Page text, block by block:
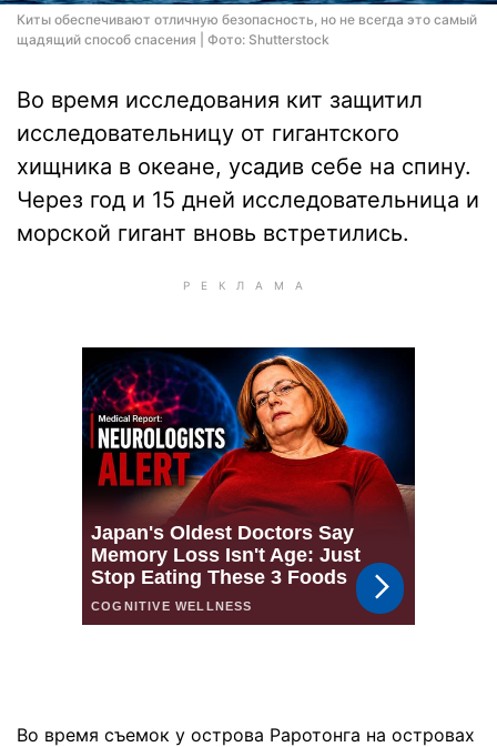
Киты обеспечивают отличную безопасность, но не всегда это самый
щадящий способ спасения | Фото: Shutterstock
Во время исследования кит защитил
исследовательницу от гигантского
хищника в океане, усадив себе на спину.
Через год и 15 дней исследовательница и
морской гигант вновь встретились.
Во время съемок у острова Раротонга на островах